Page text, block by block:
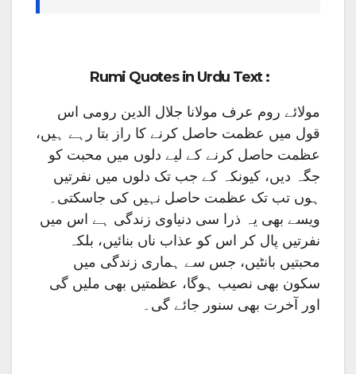
Rumi Quotes in Urdu Text :
مولائے روم عرف مولانا جلال الدین رومی اس
قول میں عظمت حاصل کرنے کا راز بتا رہے ہیں،
عظمت حاصل کرنے کے لیے دلوں میں محبت کو
جگہ دیں، کیونکہ کے جب تک دلوں میں نفرتیں
ہوں تب تک عظمت حاصل نہیں کی جاسکتی۔
ویسے بھی یہ ذرا سی دنیاوی زندگی ہے اس میں
نفرتیں پال کر اس کو عذاب ناں بنائیں، بلکہ
محبتیں بانٹیں، جس سے ہماری زندگی میں
سکون بھی نصیب ہوگا، عظمتیں بھی ملیں گی
اور آخرت بھی سنور جائے گی۔